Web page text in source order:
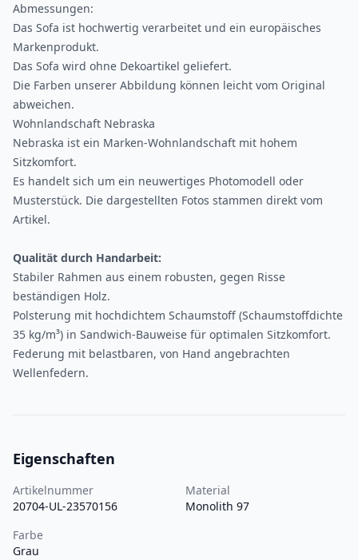
Abmessungen:
Das Sofa ist hochwertig verarbeitet und ein europäisches
Markenprodukt.
Das Sofa wird ohne Dekoartikel geliefert.
Die Farben unserer Abbildung können leicht vom Original
abweichen.
Wohnlandschaft Nebraska
Nebraska ist ein Marken-Wohnlandschaft mit hohem
Sitzkomfort.
Es handelt sich um ein neuwertiges Photomodell oder
Musterstück. Die dargestellten Fotos stammen direkt vom
Artikel.
Qualität durch Handarbeit:
Stabiler Rahmen aus einem robusten, gegen Risse
beständigen Holz.
Polsterung mit hochdichtem Schaumstoff (Schaumstoffdichte
35 kg/m³) in Sandwich-Bauweise für optimalen Sitzkomfort.
Federung mit belastbaren, von Hand angebrachten
Wellenfedern.
Eigenschaften
Artikelnummer
20704-UL-23570156
Material
Monolith 97
Farbe
Grau